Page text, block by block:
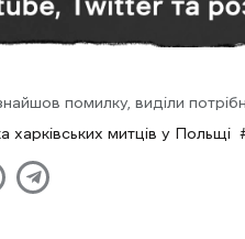
помилку, виділи
харківських митців у Польщі